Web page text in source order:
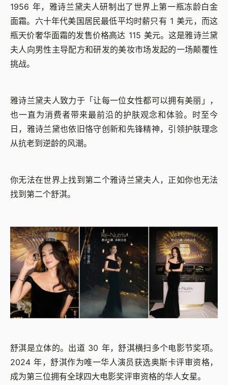
1956 年，雅诗兰黛夫人研制出了世界上第一瓶冻龄白金
面霜。六十年代美国居民最低平均时薪只有 1 美元，而这
瓶天价奢华面霜的发售价格高达 115 美元。这是雅诗兰黛
夫人向男性主导配方和研发的美妆市场发起的一场颠覆性
挑战。
雅诗兰黛夫人致力于「让每一位女性都可以拥有美丽」，
也一直为消费者带来最前沿的护肤观念和体验。时至今
日，雅诗兰黛也依旧恪守创新和先锋精神，引领护肤理念
从抗老到逆龄的风潮。
你无法在世界上找到第二个雅诗兰黛夫人，正如你也无法
找到第二个舒淇。
舒淇是立体的。出道 30 年，舒淇横扫多个电影节奖项。
2024 年，舒淇作为唯一华人演员获选奥斯卡评审资格，
成为第三位拥有全球四大电影奖评审资格的华人女星。